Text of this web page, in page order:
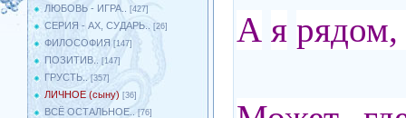
ЛЮБОВЬ - ИГРА.. [427]
СЕРИЯ - АХ, СУДАРЬ.. [26]
ФИЛОСОФИЯ [147]
ПОЗИТИВ.. [147]
ГРУСТЬ.. [357]
ЛИЧНОЕ (сыну) [36]
ВСЁ ОСТАЛЬНОЕ.. [76]
А я